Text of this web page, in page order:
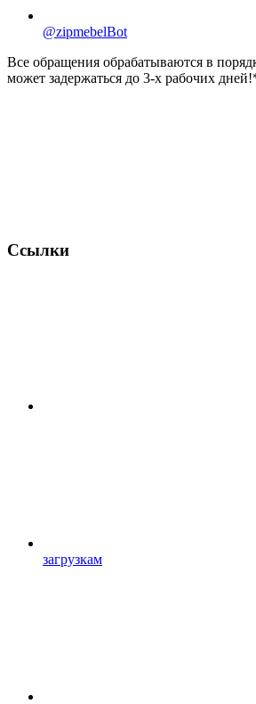
@zipmebelBot
Все обращения обрабатываются в
может задержаться до 3-х рабочих
Ссылки
загрузкам